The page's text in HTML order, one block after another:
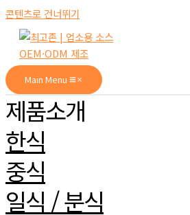
콘텐츠로 건너뛰기
Main Menu
제품소개
한식
중식
일식 / 분식